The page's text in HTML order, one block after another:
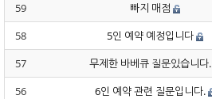
59
빠지 매점
58
5인 예약 예정입니다
57
무제한 바베큐 질문있습니다.
56
6인 예약 관련 질문입니다.